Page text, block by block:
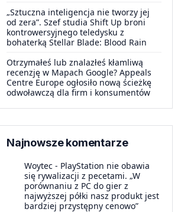
„Sztuczna inteligencja nie tworzy jej
od zera”. Szef studia Shift Up broni
kontrowersyjnego teledysku z
bohaterką Stellar Blade: Blood Rain
Otrzymałeś lub znalazłeś kłamliwą
recenzję w Mapach Google? Appeals
Centre Europe ogłosiło nową ścieżkę
odwoławczą dla firm i konsumentów
Najnowsze komentarze
Woytec - PlayStation nie obawia
się rywalizacji z pecetami. „W
porównaniu z PC do gier z
najwyższej półki nasz produkt jest
bardziej przystępny cenowo”